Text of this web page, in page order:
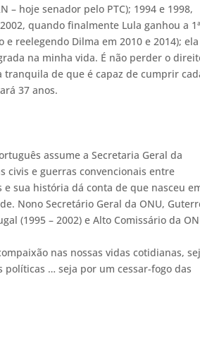
– hoje senador pelo PTC); 1994 e 1998,
quando finalmente Lula ganhou a 1ª
reelegendo Dilma em 2010 e 2014);
na minha vida. É não perder o
de que é capaz de cumprir
37 anos.
assume a Secretaria Geral da
civis e guerras convencionais entre
sua história dá conta de que nasceu
Nono Secretário Geral da ONU,
(1995 – 2002) e Alto Comissário da
nas nossas vidas cotidianas,
… seja por um cessar-fogo das